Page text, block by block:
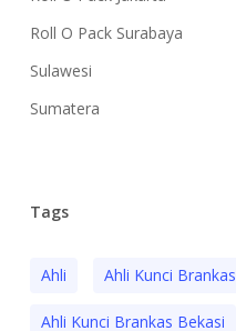
Roll O Pack Surabaya
Sulawesi
Sumatera
Tags
Ahli Ahli Kunci Brankas
Ahli Kunci Brankas Bekasi